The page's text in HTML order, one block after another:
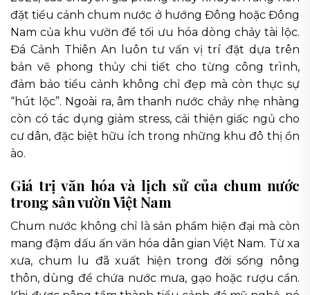
đặt tiểu cảnh chum nước ở hướng Đông hoặc Đông
Nam của khu vườn để tối ưu hóa dòng chảy tài lộc.
Đá Cảnh Thiên An luôn tư vấn vị trí đặt dựa trên
bản vẽ phong thủy chi tiết cho từng công trình,
đảm bảo tiểu cảnh không chỉ đẹp mà còn thực sự
“hút lộc”. Ngoài ra, âm thanh nước chảy nhẹ nhàng
còn có tác dụng giảm stress, cải thiện giấc ngủ cho
cư dân, đặc biệt hữu ích trong những khu đô thị ồn
ào.
Giá trị văn hóa và lịch sử của chum nước
trong sân vườn Việt Nam
Chum nước không chỉ là sản phẩm hiện đại mà còn
mang đậm dấu ấn văn hóa dân gian Việt Nam. Từ xa
xưa, chum lu đã xuất hiện trong đời sống nông
thôn, dùng để chứa nước mưa, gạo hoặc rượu cần.